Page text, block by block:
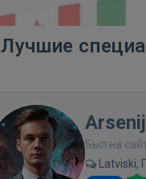
Лучшие
Был на
Latviski,